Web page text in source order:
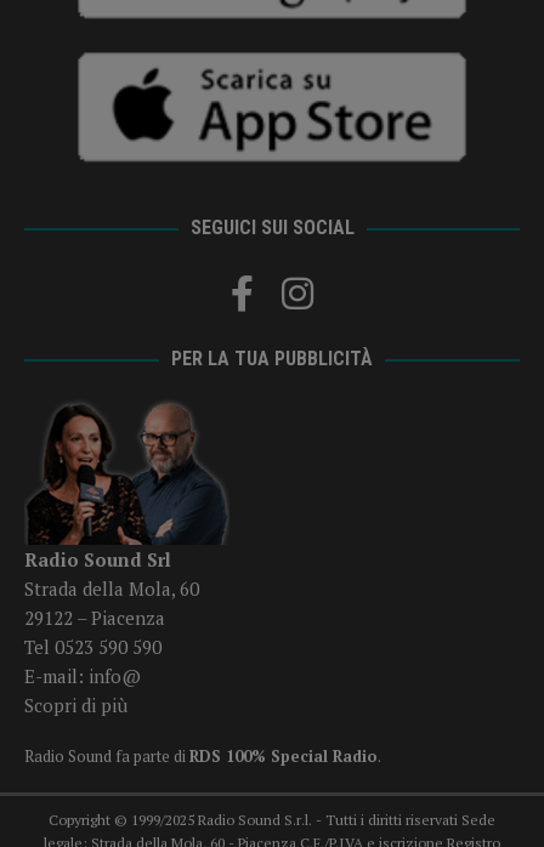
SEGUICI SUI SOCIAL
PER LA TUA PUBBLICITÀ
Radio Sound Srl
Strada della Mola, 60
29122 – Piacenza
Tel 0523 590 590
E-mail: info@
Scopri di più
Radio Sound fa parte diRDS 100% Special Radio.
Copyright © 1999/2025 Radio Sound S.r.l. - Tutti i diritti riservati Sede
legale: Strada della Mola, 60 - Piacenza C.F./P.IVA e iscrizione Registro